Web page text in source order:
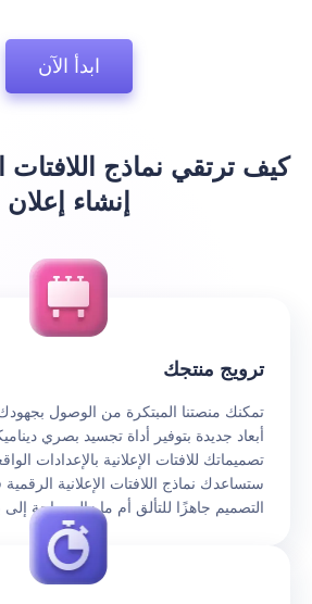
ابدأ الآن
كيف ترتقي نماذج اللافتات
إنشاء إعلان
ترويج منتجك
تمكنك منصتنا المبتكرة من الوصول
أبعاد جديدة بتوفير أداة تجسيد بصري
تصميماتك للافتات الإعلانية بالإعدادات
ستساعدك نماذج اللافتات الإعلانية
التصميم جاهزًا للتألق أم ما زال بحاجة